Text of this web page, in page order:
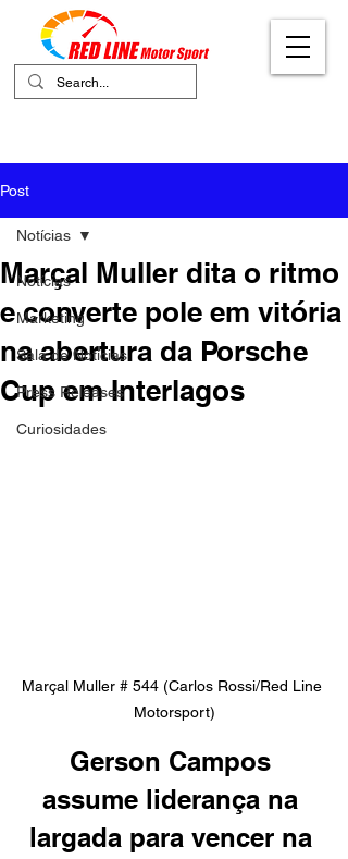
Post
Notícias
Marketing
Sala de Notícias
Press Releases
Curiosidades
Notícias
Marçal Muller dita o ritmo
e converte pole em vitória
na abertura da Porsche
Cup em Interlagos
Marçal Muller # 544 (Carlos Rossi/Red Line
Motorsport)
Gerson Campos
assume liderança na
largada para vencer na